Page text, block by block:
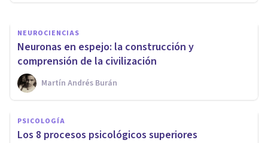
NEUROCIENCIAS
Neuronas en espejo: la construcción y
comprensión de la civilización
Martín Andrés Burán
PSICOLOGÍA
Los 8 procesos psicológicos superiores